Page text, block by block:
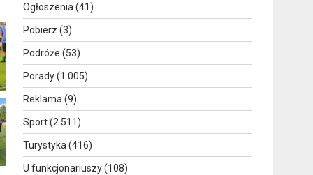
Ogłoszenia (41)
Pobierz (3)
Podróże (53)
Porady(1 005)
Reklama (9)
Sport(2 511)
Turystyka (416)
U funkcjonariuszy(108)